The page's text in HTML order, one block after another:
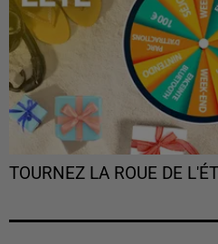
TOURNEZ LA ROUE DE